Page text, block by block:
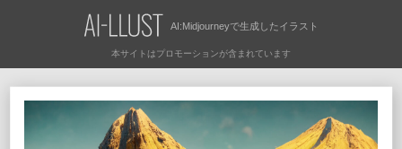
AI:Midjourneyで生成したイラスト